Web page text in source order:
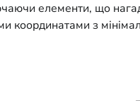
елементи, що
координатами з